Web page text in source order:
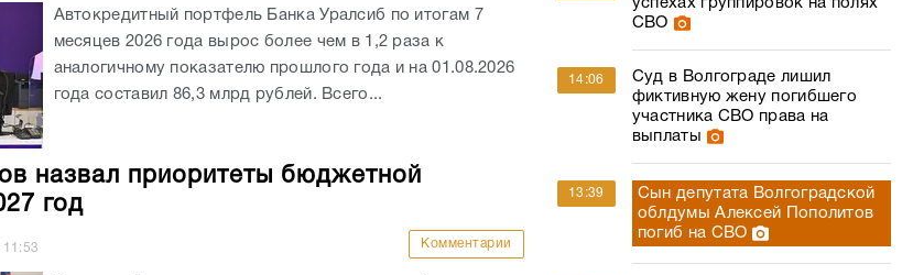
Автокредитный портфель Банка Уралсиб по итогам 7
месяцев 2026 года вырос более чем в 1,2 раза к
аналогичному показателю прошлого года и на 01.08.2026
года составил 86,3 млрд рублей. Всего...
назвал приоритеты бюджетной
год
11:53 Комментарии
успехах группировок на полях
СВО
14:06
Суд в Волгограде лишил
фиктивную жену погибшего
участника СВО права на
выплаты
13:39
Сын депутата Волгоградской
облдумы Алексей Пополитов
погиб на СВО